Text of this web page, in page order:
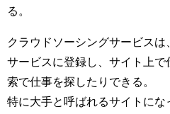
る。
クラウドソーシングサービス
サービスに登録し、サイト上
索で仕事を探したりできる。
特に大手と呼ばれるサイトに